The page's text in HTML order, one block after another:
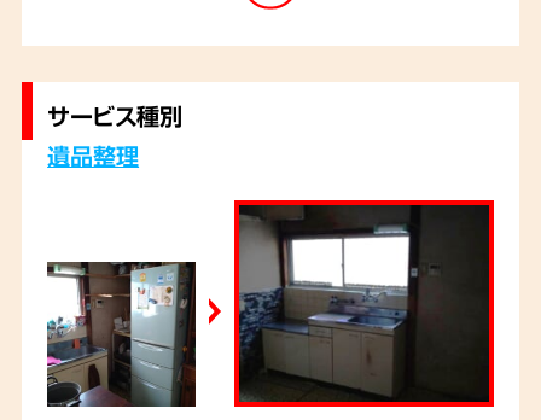
業をさせていただきました。
サービス種別
遺品整理